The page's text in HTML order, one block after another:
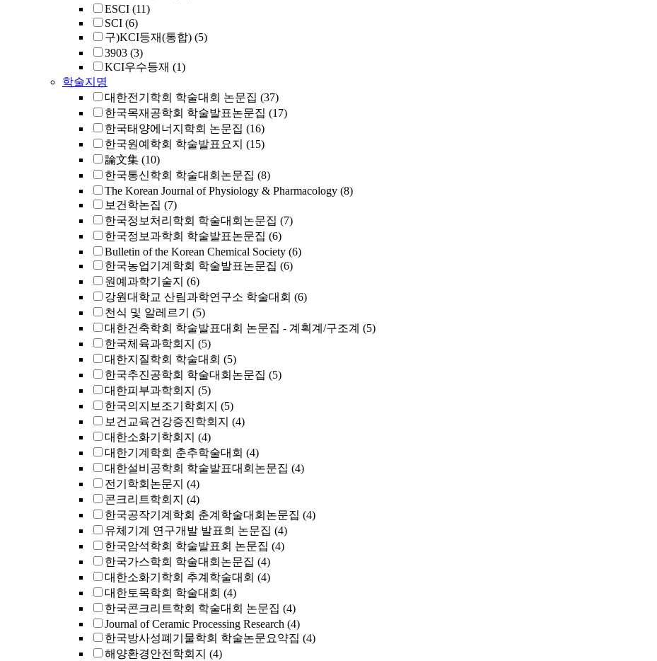
ESCI (11)
SCI (6)
구)KCI등재(통합) (5)
3903 (3)
KCI우수등재 (1)
학술지명
대한전기학회 학술대회 논문집 (37)
한국목재공학회 학술발표논문집 (17)
한국태양에너지학회 논문집 (16)
한국원예학회 학술발표요지 (15)
論文集 (10)
한국통신학회 학술대회논문집 (8)
The Korean Journal of Physiology & Pharmacology (8)
보건학논집 (7)
한국정보처리학회 학술대회논문집 (7)
한국정보과학회 학술발표논문집 (6)
Bulletin of the Korean Chemical Society (6)
한국농업기계학회 학술발표논문집 (6)
원예과학기술지 (6)
강원대학교 산림과학연구소 학술대회 (6)
천식 및 알레르기
(5)
대한건축학회 학술발표대회 논문집 - 계획계/구조계 (5)
한국체육과학회지 (5)
대한지질학회 학술대회 (5)
한국추진공학회 학술대회논문집 (5)
대한피부과학회지 (5)
한국의지보조기학회지 (5)
보건교육건강증진학회지 (4)
대한소화기학회지 (4)
대한기계학회 춘추학술대회 (4)
대한설비공학회 학술발표대회논문집 (4)
전기학회논문지 (4)
콘크리트학회지 (4)
한국공작기계학회 춘계학술대회논문집 (4)
유체기계 연구개발 발표회 논문집 (4)
한국암석학회 학술발표회 논문집 (4)
한국가스학회 학술대회논문집 (4)
대한소화기학회 추계학술대회 (4)
대한토목학회 학술대회 (4)
한국콘크리트학회 학술대회 논문집 (4)
Journal of Ceramic Processing Research (4)
한국방사성폐기물학회 학술논문요약집 (4)
해양환경안전학회지 (4)